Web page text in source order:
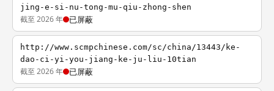
jing-e-si-nu-tong-mu-qiu-zhong-shen
截至 2026 年 已屏蔽
http://www.scmpchinese.com/sc/china/13443/ke-
dao-ci-yi-you-jiang-ke-ju-liu-10tian
截至 2026 年 已屏蔽